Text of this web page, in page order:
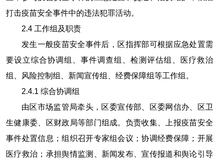
打击疫苗安全事件中的违法犯罪活动。
2.4 工作组及职责
发生一般疫苗安全事件后，区指挥部可根据应急处置需
要设立综合协调组、事件调查组、检测评估组、医疗救治
组、风险控制组、新闻宣传组、经费保障组等工作组。
2.4.1 综合协调组
由区市场监管局牵头，区委宣传部、区委网信办、区卫
生健康委、区财政局等部门组成。负责收集、上报疫苗安全
事件处置信息；组织召开专家组会议；协调经费保障；开展
医疗救治；承担舆情监测、新闻发布、宣传报道和舆论引导